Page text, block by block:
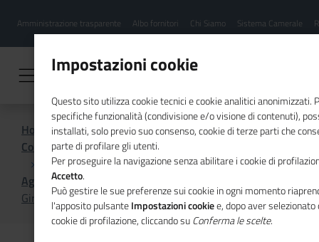
contenuto
Menu
hamburgher
Amministrazione trasparente Albo fornitori Chi Siamo Sistema Camerale
Home
Comunicazione istituzionale per il sistema camerale
Agenda
Giro d'Italia della CSR: RINVIATA la tappa a Bologna
Impostazioni cookie
Questo sito utilizza cookie tecnici e cookie analitici anonimizzati.
specifiche funzionalità (condivisione e/o visione di contenuti),
installati, solo previo suo consenso, cookie di terze parti che
parte di profilare gli utenti.
Per proseguire la navigazione senza abilitare i cookie di
Accetto.
Può gestire le sue preferenze sui cookie in ogni momento
l'apposito pulsanteImpostazioni cookiee, dopo aver
cookie di profilazione, cliccando suConferma le scelte.